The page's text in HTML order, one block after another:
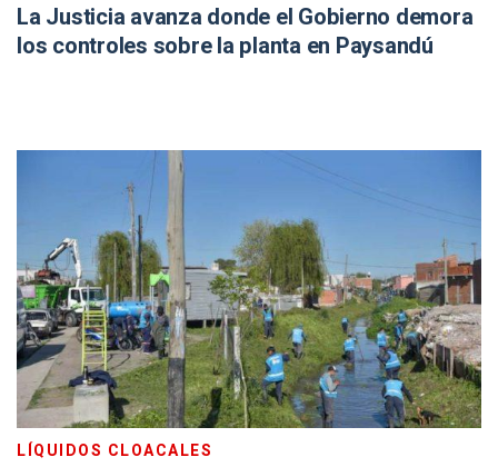
La Justicia avanza donde el Gobierno demora
los controles sobre la planta en Paysandú
LÍQUIDOS CLOACALES